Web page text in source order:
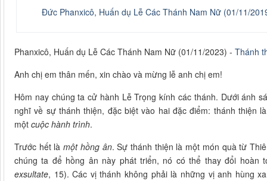
Đức Phanxicô, Huấn dụ Lễ Các Thánh Nam Nữ (01/11/
Phanxicô, Huấn dụ Lễ Các Thánh Nam Nữ (01/11/2023) - Thánh
Anh chị em thân mến, xin chào và mừng lễ anh chị em!
Hôm nay chúng ta cử hành Lễ Trọng kính các thánh. Dưới ánh
nghĩ về sự thánh thiện, đặc biệt vào hai đặc điểm: thánh thiện
một cuộc hành trình.
Trước hết làmột hồng ân. Sự thánh thiện là một món quà từ
chúng ta để hồng ân này phát triển, nó có thể thay đổi hoàn
exsultate, 15). Các vị thánh không phải là những vị anh hùng